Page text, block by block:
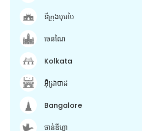
ទីក្រុងបុមបៃ
ចេនណៃ
Kolkata
អ៊ីដ្រាបាដ
Bangalore
ចាន់ឌីហ្គា